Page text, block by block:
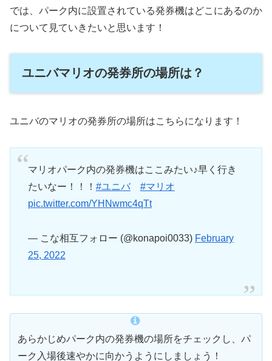
では、パーク内に設置されている発券機はどこにあるのか
について見ていきたいと思います！
ユニバマリオの発券所の場所は？
ユニバのマリオの発券所の場所はこちらになります！
マリオパーク内の発券機はここみたい♪早く行き
たいなー！！！ #ユニバ
#マリオ
pic.twitter.com/YHNwmc4qTt
— こな相互フォロー (@konapoi0033) February
25, 2022
あらかじめパーク内の発券機の場所をチェックし、パ
ーク入場後速やかに向かうようにしましょう！